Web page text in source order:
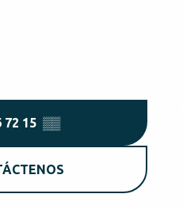
72 15 ▒▒